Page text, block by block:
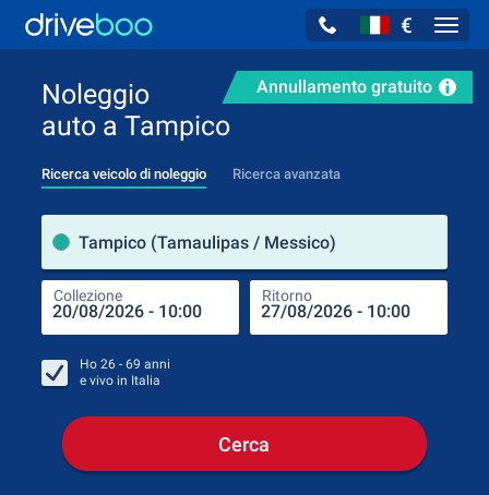
€
Annullamento gratuito
Noleggio
auto a Tampico
Ricerca veicolo di noleggio Ricerca avanzata
Tampico (Tamaulipas / Messico)
Collezione Ritorno
Ho 26 - 69 anni
e vivo in Italia
Cerca